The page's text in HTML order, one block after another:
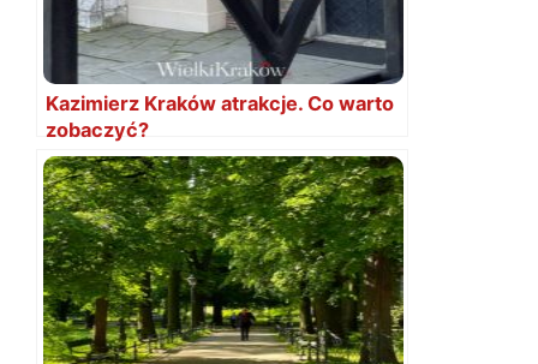
Kazimierz Kraków atrakcje. Co warto
zobaczyć?